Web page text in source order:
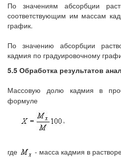
По значениям абсорбции
соответствующим им массам
график.
По значению абсорбции
кадмия по градуировочному
5.5 Обработка результатов
Массовую долю кадмия в
формуле
,
где - масса кадмия в